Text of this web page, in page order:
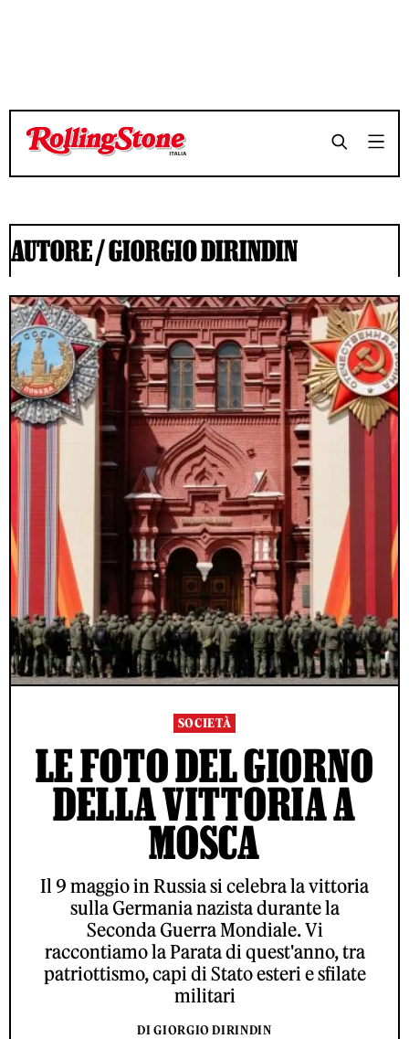
AUTORE /GIORGIO DIRINDIN
SOCIETÀ
LE FOTO DEL GIORNO
DELLA VITTORIA A
MOSCA
Il 9 maggio in Russia si celebra la vittoria
sulla Germania nazista durante la
Seconda Guerra Mondiale. Vi
raccontiamo la Parata di quest'anno, tra
patriottismo, capi di Stato esteri e sfilate
militari
DI GIORGIO DIRINDIN